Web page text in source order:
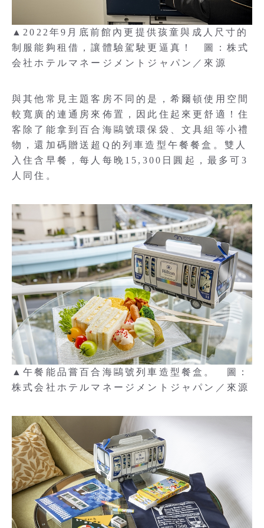
▲2022年9月底前館內更提供孩童與成人尺寸的
制服能夠租借，讓體驗駕駛更逼真！ 圖：株式
会社ホテルマネージメントジャパン／來源
與其他常見主題客房不同的是，希爾頓使用空間
較寬廣的連通房來佈置，因此住起來更舒適！住
客除了能拿到百合海鷗號環保袋、文具組等小禮
物，還加碼贈送超Q的列車造型午餐餐盒。雙人
入住含早餐，每人每晚15,300日圓起，最多可3
人同住。
▲午餐能品嘗百合海鷗號列車造型餐盒。 圖：
株式会社ホテルマネージメントジャパン／來源